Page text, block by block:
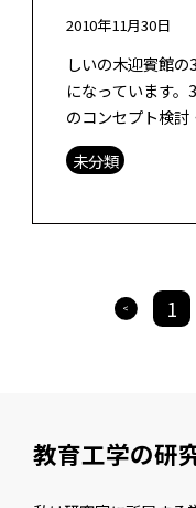
2010年11月30日
しいの木迎賓館
になっています
のコンセプト検
行う学習形態の
[…]
未分類
> 1
教育工学の研